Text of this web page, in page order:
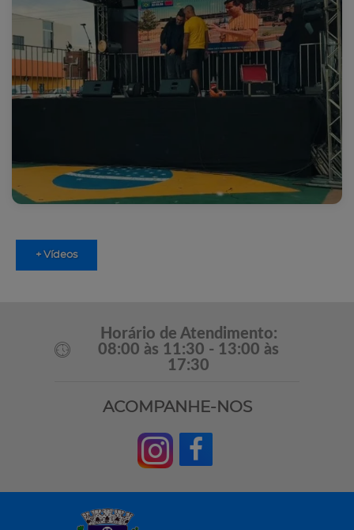
+ Vídeos
Horário de Atendimento:
08:00 às 11:30 - 13:00 às
17:30
ACOMPANHE-NOS